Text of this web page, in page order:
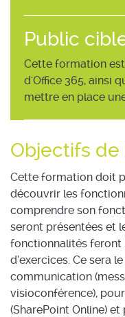
Public
Cette formation
d'Office 365, ainsi
mettre en place
Objectifs
Cette formation doit
découvrir les
comprendre son
seront présentées et
fonctionnalités feront
d’exercices. Ce sera
communication
visioconférence),
(SharePoint Online)